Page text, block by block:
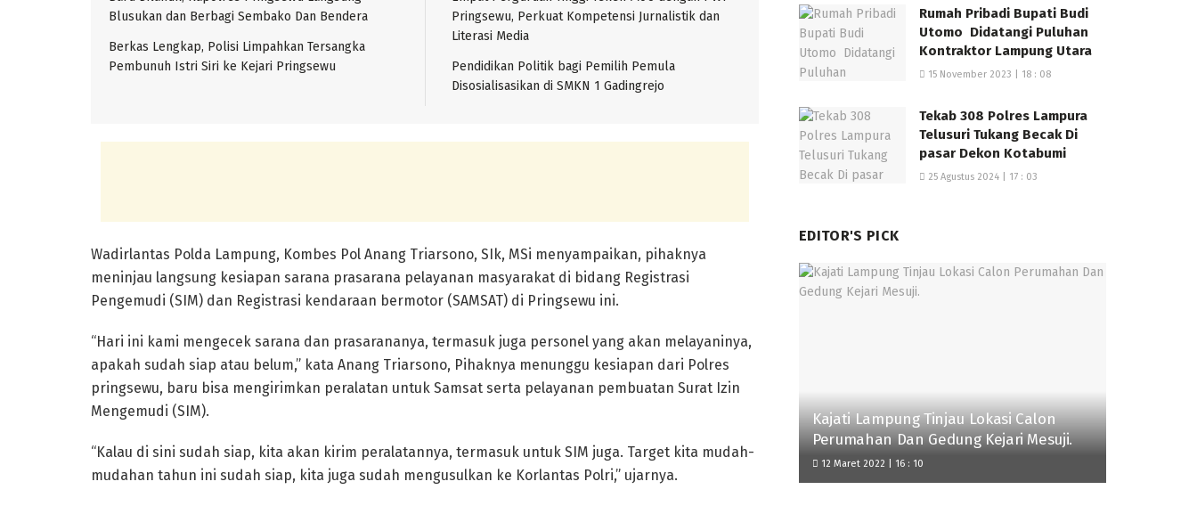
Blusukan dan Berbagi Sembako Dan Bendera
Berkas Lengkap, Polisi Limpahkan Tersangka
Pembunuh Istri Siri ke Kejari Pringsewu
Pringsewu, Perkuat Kompetensi Jurnalistik dan
Literasi Media
Pendidikan Politik bagi Pemilih Pemula
Disosialisasikan di SMKN 1 Gadingrejo
Wadirlantas Polda Lampung, Kombes Pol Anang Triarsono, SIk, MSi menyampaikan, pihaknya
meninjau langsung kesiapan sarana prasarana pelayanan masyarakat di bidang Registrasi
Pengemudi (SIM) dan Registrasi kendaraan bermotor (SAMSAT) di Pringsewu ini.
“Hari ini kami mengecek sarana dan prasarananya, termasuk juga personel yang akan melayaninya,
apakah sudah siap atau belum,” kata Anang Triarsono, Pihaknya menunggu kesiapan dari Polres
pringsewu, baru bisa mengirimkan peralatan untuk Samsat serta pelayanan pembuatan Surat Izin
Mengemudi (SIM).
“Kalau di sini sudah siap, kita akan kirim peralatannya, termasuk untuk SIM juga. Target kita mudah-
mudahan tahun ini sudah siap, kita juga sudah mengusulkan ke Korlantas Polri,” ujarnya.
Rumah Pribadi Bupati Budi
Utomo Didatangi Puluhan
Kontraktor Lampung Utara
15 November 2023 | 18 : 08
Tekab 308 Polres Lampura
Telusuri Tukang Becak Di
pasar Dekon Kotabumi
25 Agustus 2024 | 17 : 03
EDITOR'S PICK
Kajati Lampung Tinjau Lokasi Calon
Perumahan Dan Gedung Kejari Mesuji.
12 Maret 2022 | 16 : 10